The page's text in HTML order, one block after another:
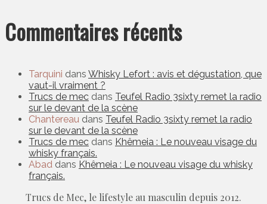
Commentaires récents
Tarquini dans Whisky Lefort : avis et dégustation, que
vaut-il vraiment ?
Trucs de mec dans Teufel Radio 3sixty remet la radio
sur le devant de la scène
Chantereau dans Teufel Radio 3sixty remet la radio
sur le devant de la scène
Trucs de mec dans Khêmeia : Le nouveau visage du
whisky français.
Abad dans Khêmeia : Le nouveau visage du whisky
français.
Trucs de Mec, le lifestyle au masculin depuis 2012.